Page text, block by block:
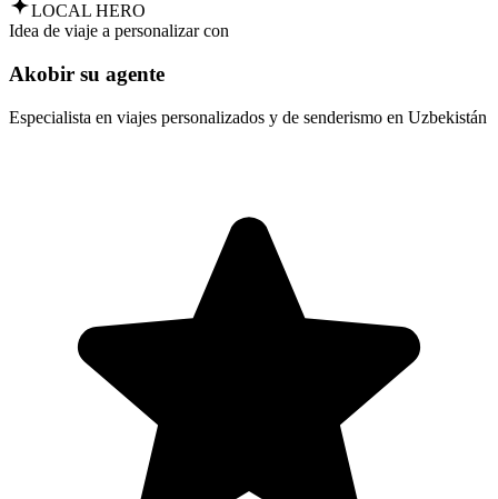
LOCAL HERO
Idea de viaje a personalizar con
Akobir su agente
Especialista en viajes personalizados y de senderismo en Uzbekistán